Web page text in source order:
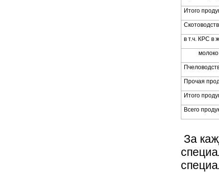
Итого
в т.ч. КРС в
молоко
Прочая
Итого
Всего
За